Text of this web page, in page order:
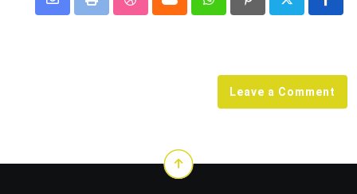
Pinterest
Whatsapp
Cloud
StumbleUpon
Print
Share
Leave a Comment